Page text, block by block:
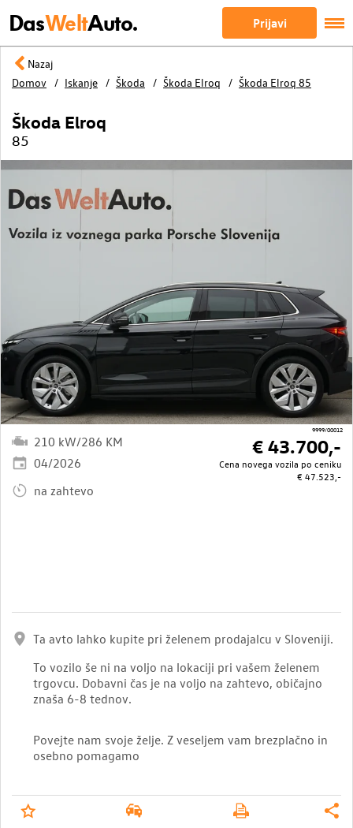
DasWeltAuto. Prijavi
Nazaj
Domov
Iskanje Škoda Škoda Elroq Škoda Elroq 85
9999/00012
Škoda Elroq
85
210 kW/286 KM
04/2026
na zahtevo
€ 43.700,-
Cena novega vozila po ceniku
€ 47.523,-
Ta avto lahko kupite pri želenem prodajalcu v Sloveniji.
To vozilo še ni na voljo na lokaciji pri vašem želenem
trgovcu. Dobavni čas je na voljo na zahtevo, običajno
znaša 6-8 tednov.
Povejte nam svoje želje. Z veseljem vam brezplačno in
osebno pomagamo